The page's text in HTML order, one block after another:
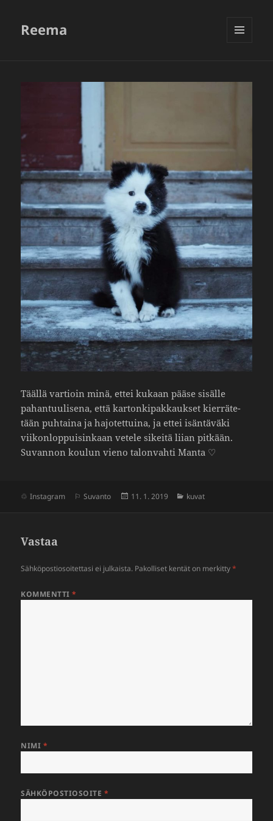
Reema
Täällä vartioin minä, ettei kukaan pääse sisälle
pahan­tuu­li­sena, että karton­ki­pak­kaukset kier­rä­te­
tään puhtaina ja hajo­tet­tuina, ja ettei isän­tä­väki
viikon­lop­pui­sin­kaan vetele sikeitä liian pitkään.
Suvannon koulun vieno talon­vahti Manta ♡
Instagram Suvanto Julkaistu
11. 1. 2019 Kategoriat
kuvat
Vastaa
Sähköpostiosoitettasi ei julkaista. Pakolliset kentät on merkitty*
KOMMENTTI*
NIMI *
SÄHKÖPOSTIOSOITE *